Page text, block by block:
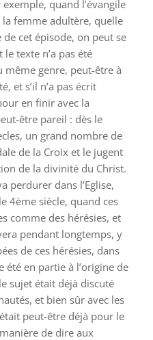
quand l’évangile
la femme adultère, quelle
cet épisode, on peut se
texte n’a pas été
genre, peut-être à
et s’il n’a pas écrit
en finir avec la
être pareil : dès le
un grand nombre de
de la Croix et le jugent
de la divinité du Christ.
perdurer dans l’Eglise,
4ème siècle, quand ces
comme des hérésies, et
pendant longtemps, y
de ces hérésies, dans
été en partie à l’origine de
sujet était déjà discuté
et bien sûr avec les
peut-être déjà pour le
de dire aux